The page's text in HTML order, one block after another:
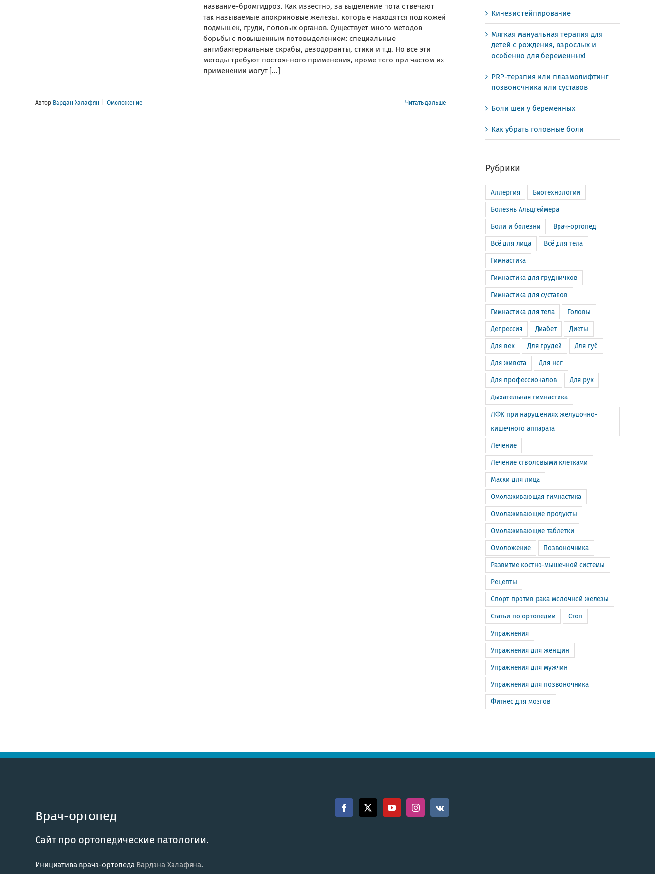
название-бромгидроз. Как известно, за выделение пота отвечают
так называемые апокриновые железы, которые находятся под кожей
подмышек, груди, половых органов. Существует много методов
борьбы с повышенным потовыделением: специальные
антибактериальные скрабы, дезодоранты, стики и т.д. Но все эти
методы требуют постоянного применения, кроме того при частом их
применении могут [...]
Автор Вардан Халафян Омоложение Читать дальше
Кинезиотейпирование
Мягкая мануальная терапия для
детей с рождения, взрослых и
особенно для беременных!
PRP-терапия или плазмолифтинг
позвоночника или суставов
Боли шеи у беременных
Как убрать головные боли
Рубрики
Аллергия Биотехнологии
Болезнь Альцгеймера
Боли и болезни Врач-ортопед
Всё для лица Всё для тела
Гимнастика
Гимнастика для грудничков
Гимнастика для суставов
Гимнастика для тела Головы
Депрессия Диабет Диеты
Для век Для грудей Для губ
Для живота Для ног
Для профессионалов Для рук
Дыхательная гимнастика
ЛФК при нарушениях желудочно-
кишечного аппарата
Лечение
Лечение стволовыми клетками
Маски для лица
Омолаживающая гимнастика
Омолаживающие продукты
Омолаживающие таблетки
Омоложение Позвоночника
Развитие костно-мышечной системы
Рецепты
Спорт против рака молочной железы
Статьи по ортопедии Стоп
Упражнения
Упражнения для женщин
Упражнения для мужчин
Упражнения для позвоночника
Фитнес для мозгов
Врач-ортопед
Сайт про ортопедические патологии.
Инициатива врача-ортопеда Вардана Халафяна.